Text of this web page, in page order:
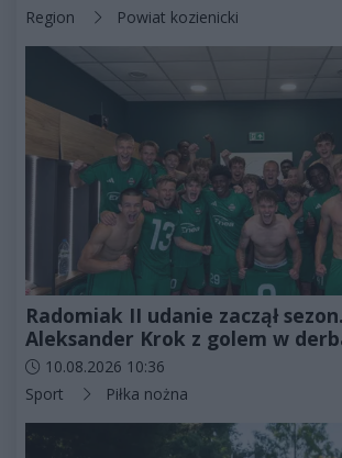
Kategorie artykułu:
Region Powiat kozienicki
Radomiak II udanie zaczął
Aleksander Krok z golem w
Data dodania artykułu:
10.08.2026 10:36
Kategorie artykułu:
Sport Piłka nożna